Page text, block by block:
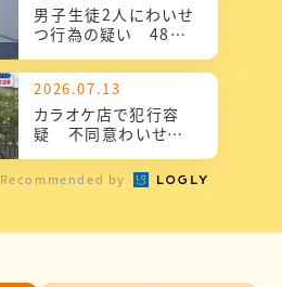
男子生徒2人にわいせ
つ行為の疑い 48歳
逮捕
2026.07.13
カラオケ店で犯行容
疑 不同意わいせつ
Recommended by